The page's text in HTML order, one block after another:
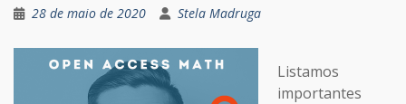
28 de maio de 2020 Stela Madruga
Listamos
importantes